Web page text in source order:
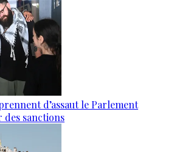
d’assaut le Parlement
sanctions